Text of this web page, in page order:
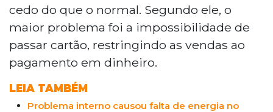
cedo do que o normal. Segundo ele, o
maior problema foi a impossibilidade de
passar cartão, restringindo as vendas ao
pagamento em dinheiro.
LEIA TAMBÉM
Problema interno causou falta de energia no